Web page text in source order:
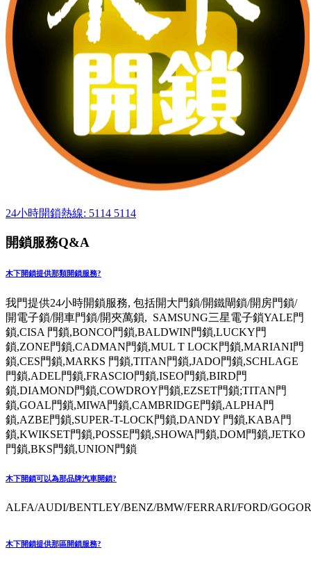
24小時開鎖熱線: 5114 5114
開鎖服務Q&A
木下開鎖提供那類開鎖服務?
我門提供24小時開鎖服務, 包括開大門鎖/開鐵閘鎖/開房門鎖/
開電子鎖/開車門鎖/開夾萬鎖, SAMSUNG三星電子鎖YALE門
鎖,CISA 門鎖,BONCO門鎖,BALDWIN門鎖,LUCKY門
鎖,ZONE門鎖,CADMAN門鎖,MUL T LOCK門鎖,MARIANI門
鎖,CES門鎖,MARKS 門鎖,TITAN門鎖,JADO門鎖,SCHLAGE
門鎖,ADEL門鎖,FRASCIO門鎖,ISEO門鎖,BIRD門
鎖,DIAMOND門鎖,COWDROY門鎖,EZSET門鎖;TITAN門
鎖,GOAL門鎖,MIWA門鎖,CAMBRIDGE門鎖,ALPHA門
鎖,AZBE門鎖,SUPER-T-LOCK門鎖,DANDY 門鎖,KABA門
鎖,KWIKSET門鎖,POSSE門鎖,SHOWA門鎖,DOM門鎖,JETKO
門鎖,BKS門鎖,UNION門鎖
木下開鎖可以為那品牌汽車開鎖?
ALFA/AUDI/BENTLEY/BENZ/BMW/FERRARI/FORD/
木下開鎖提供那區開鎖服務?